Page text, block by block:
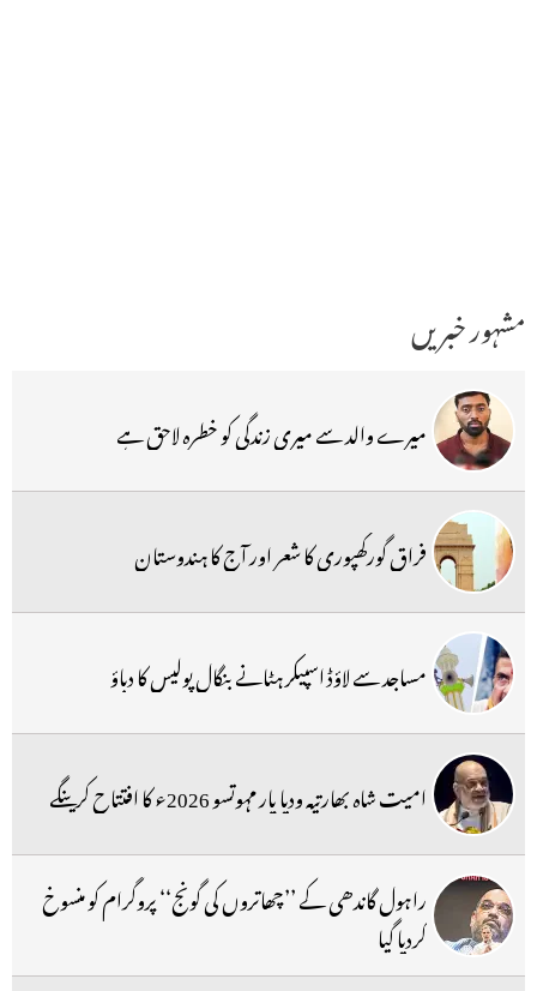
مشہور خبریں
میرے والد سے میری زندگی کو خطرہ لاحق ہے
فراق گورکھپوری کا شعر اور آج کا ہندوستان
مساجد سے لاؤڈ اسپیکر ہٹانے بنگال پولیس کا دباؤ
امیت شاہ بھارتیہ ودیا پار مہوتسو 2026ء کا افتتاح کرینگے
راہول گاندھی کے ’’چھاتروں کی گونج‘‘ پروگرام کو منسوخ
کردیا گیا